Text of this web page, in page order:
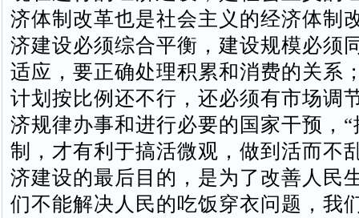
济体制改革也是社会主义的经济体制
济建设必须综合平衡，建设规模必须
适应，要正确处理积累和消费的关系
计划按比例还不行，还必须有市场调
济规律办事和进行必要的国家干预，
制，才有利于搞活微观，做到活而不
济建设的最后目的，是为了改善人民
们不能解决人民的吃饭穿衣问题，我